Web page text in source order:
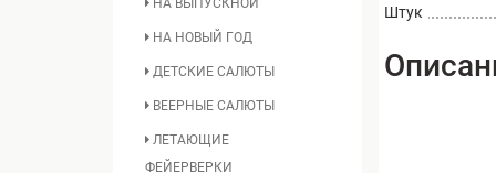
НА ВЫПУСКНОЙ
НА НОВЫЙ ГОД
ДЕТСКИЕ САЛЮТЫ
ВЕЕРНЫЕ САЛЮТЫ
ЛЕТАЮЩИЕ
ФЕЙЕРВЕРКИ
Штук